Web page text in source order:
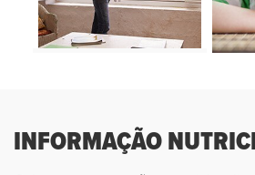
INFORMAÇÃO